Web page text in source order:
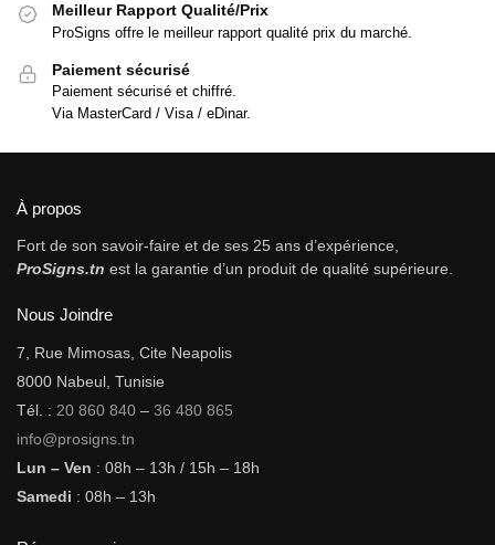
Meilleur Rapport Qualité/Prix
ProSigns offre le meilleur rapport qualité prix du marché.
Paiement sécurisé
Paiement sécurisé et chiffré.
Via MasterCard / Visa / eDinar.
À propos
Fort de son savoir-faire et de ses 25 ans d’expérience,
ProSigns.tn est la garantie d’un produit de qualité supérieure.
Nous Joindre
7, Rue Mimosas, Cite Neapolis
8000 Nabeul, Tunisie
Tél. : 20 860 840 – 36 480 865
info@prosigns.tn
Lun – Ven : 08h – 13h / 15h – 18h
Samedi : 08h – 13h